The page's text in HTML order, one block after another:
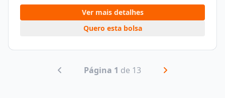
Ver mais detalhes
Quero esta bolsa
Página 1 de 13